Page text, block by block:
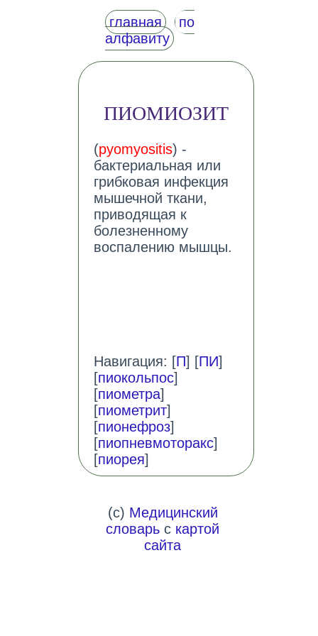
главная
по
алфавиту
ПИОМИОЗИТ
(pyomyositis) -
бактериальная или
грибковая инфекция
мышечной ткани,
приводящая к
болезненному
воспалению мышцы.
Навигация: [П] [ПИ]
[пиокольпос]
[пиометра]
[пиометрит]
[пионефроз]
[пиопневмоторакс]
[пиорея]
(c) Медицинский
словарь с картой
сайта